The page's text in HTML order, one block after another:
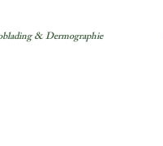
& Dermographie